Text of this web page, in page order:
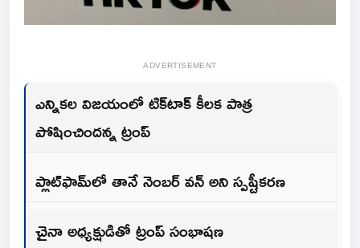
ADVERTISEMENT
ఎన్నికల విజయంలో టిక్‌టాక్ కీలక పాత్ర
పోషించిందన్న ట్రంప్
ప్లాట్‌ఫామ్‌లో తానే నెంబర్ వన్ అని స్పష్టీకరణ
చైనా అధ్యక్షుడితో ట్రంప్ సంభాషణ